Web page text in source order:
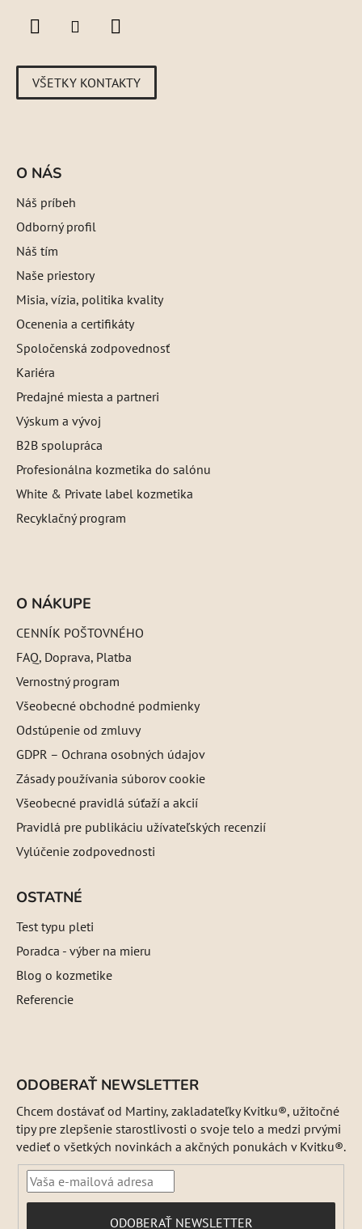
VŠETKY KONTAKTY
O NÁS
Náš príbeh
Odborný profil
Náš tím
Naše priestory
Misia, vízia, politika kvality
Ocenenia a certifikáty
Spoločenská zodpovednosť
Kariéra
Predajné miesta a partneri
Výskum a vývoj
B2B spolupráca
Profesionálna kozmetika do salónu
White & Private label kozmetika
Recyklačný program
O NÁKUPE
CENNÍK POŠTOVNÉHO
FAQ, Doprava, Platba
Vernostný program
Všeobecné obchodné podmienky
Odstúpenie od zmluvy
GDPR – Ochrana osobných údajov
Zásady používania súborov cookie
Všeobecné pravidlá súťaží a akcií
Pravidlá pre publikáciu užívateľských recenzií
Vylúčenie zodpovednosti
OSTATNÉ
Test typu pleti
Poradca - výber na mieru
Blog o kozmetike
Referencie
ODOBERAŤ NEWSLETTER
Chcem dostávať od Martiny, zakladateľky Kvitku®, užitočné
tipy pre zlepšenie starostlivosti o svoje telo a medzi prvými
vedieť o všetkých novinkách a akčných ponukách v Kvitku®.
PRIHLÁSIŤ
ODOBERAŤ NEWSLETTER